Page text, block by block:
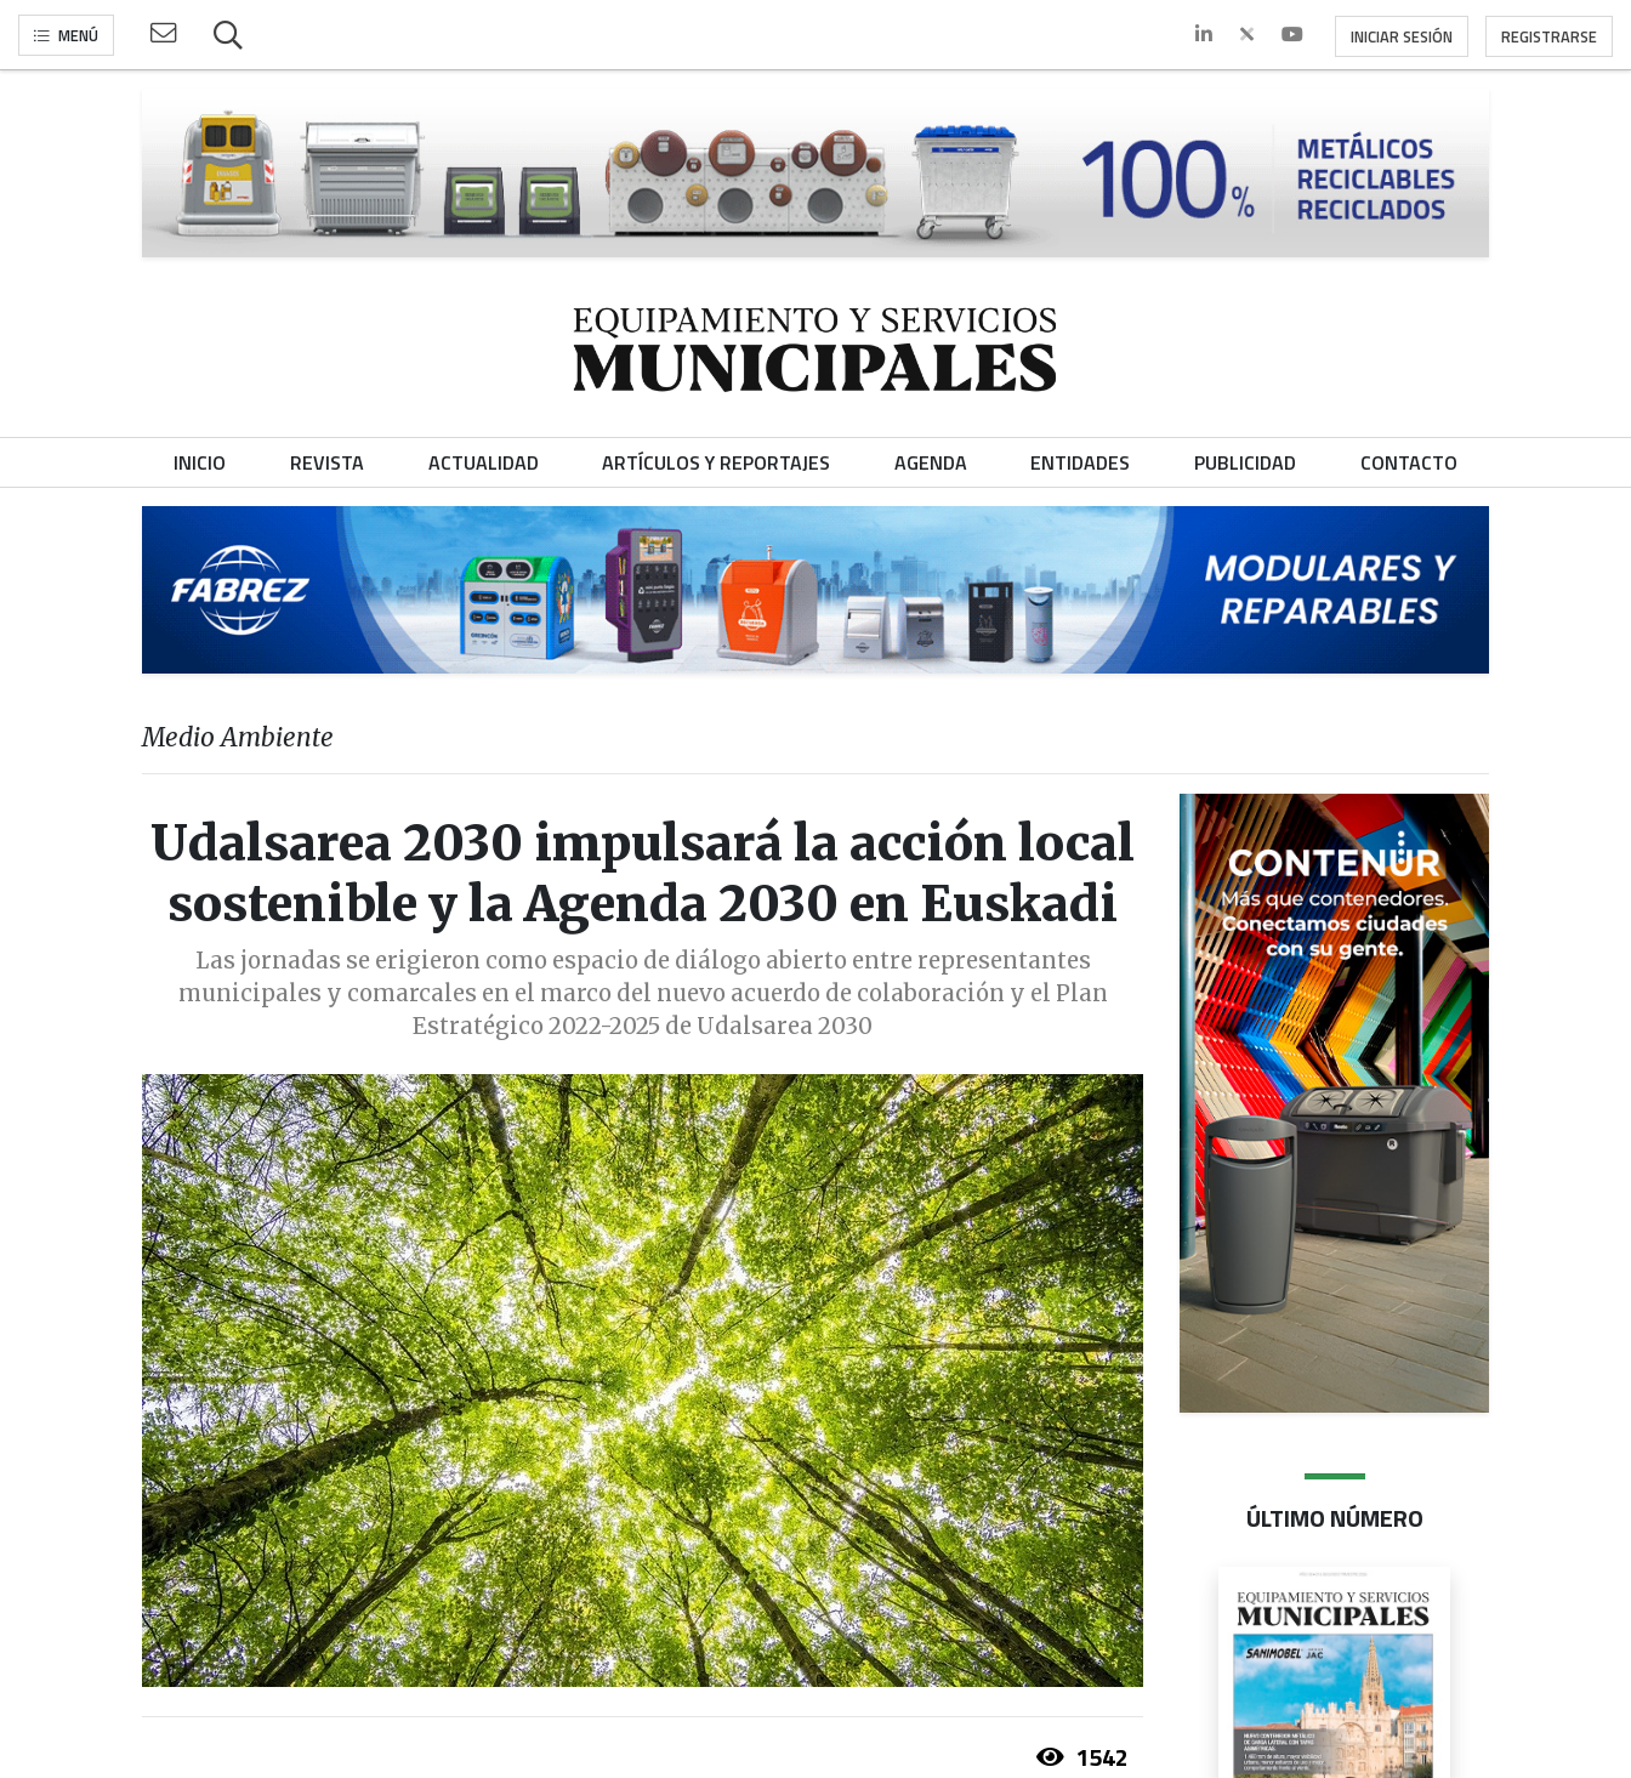
MENÚ INICIAR SESIÓN REGISTRARSE
INICIO REVISTA ACTUALIDAD ARTÍCULOS Y REPORTAJES AGENDA ENTIDADES PUBLICIDAD CONTACTO
Medio Ambiente
Udalsarea 2030 impulsará la acción local
sostenible y la Agenda 2030 en Euskadi
Las jornadas se erigieron como espacio de diálogo abierto entre representantes
municipales y comarcales en el marco del nuevo acuerdo de colaboración y el Plan
Estratégico 2022-2025 de Udalsarea 2030
1542
ÚLTIMO NÚMERO